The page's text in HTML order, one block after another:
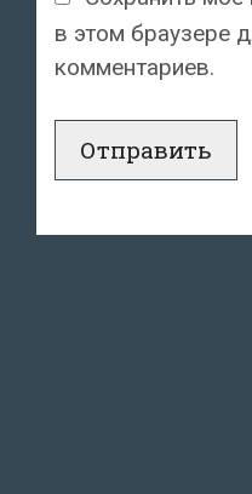
в этом браузере
комментариев.